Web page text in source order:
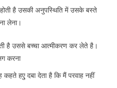
है उसकी अनुपस्थिति में उसके बस्ते
लेना।
है उससे बच्चा आत्मीकरण कर लेते है।
करना
हएु दबा देता है कि मैं परवाह नहीं